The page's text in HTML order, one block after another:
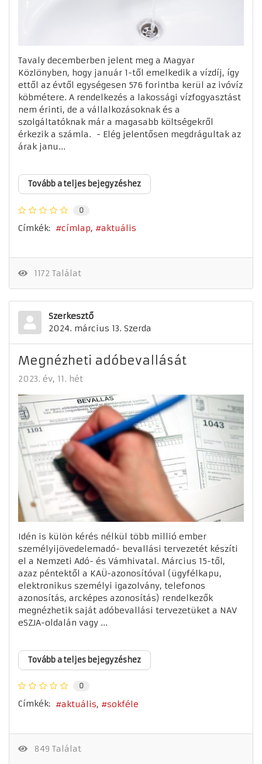
Tavaly decemberben jelent meg a Magyar
Közlönyben, hogy január 1-től emelkedik a vízdíj, így
ettől az évtől egységesen 576 forintba kerül az ivóvíz
köbmétere. A rendelkezés a lakossági vízfogyasztást
nem érinti, de a vállalkozásoknak és a
szolgáltatóknak már a magasabb költségekről
érkezik a számla. - Elég jelentősen megdrágultak az
árak janu...
Tovább a teljes bejegyzéshez
0
Címkék: címlap aktuális
1172 Találat
Szerkesztő
2024. március 13. Szerda
Megnézheti adóbevallását
2023. év 11. hét
Idén is külön kérés nélkül több millió ember
személyijövedelemadó- bevallási tervezetét készíti
el a Nemzeti Adó- és Vámhivatal. Március 15-től,
azaz péntektől a KAÜ-azonosítóval (ügyfélkapu,
elektronikus személyi igazolvány, telefonos
azonosítás, arcképes azonosítás) rendelkezők
megnézhetik saját adóbevallási tervezetüket a NAV
eSZJA-oldalán vagy ...
Tovább a teljes bejegyzéshez
0
Címkék: aktuális sokféle
849 Találat